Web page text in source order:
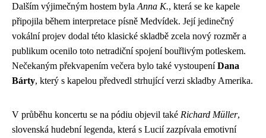
Dalším výjimečným hostem byla Anna K., která se ke kapele
připojila během interpretace písně Medvídek. Její jedinečný
vokální projev dodal této klasické skladbě zcela nový rozměr a
publikum ocenilo toto netradiční spojení bouřlivým potleskem.
Nečekaným překvapením večera bylo také vystoupeníDana
Bárty, který s kapelou předvedl strhující verzi skladby Amerika.
V průběhu koncertu se na pódiu objevil také Richard Müller,
slovenská hudební legenda, která s Lucií zazpívala emotivní